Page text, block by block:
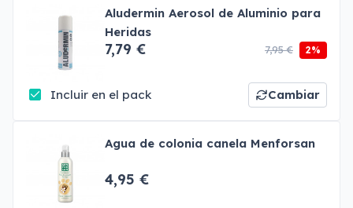
Aludermin Aerosol de Aluminio para
Heridas
7,79 € 7,95 € 2%
Incluir en el pack Cambiar
Agua de colonia canela Menforsan
4,95 €